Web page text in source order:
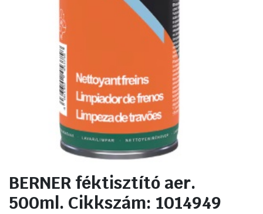
BERNER féktisztító aer.
500ml. Cikkszám: 1014949